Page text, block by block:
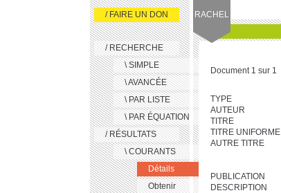
RACHEL
/ FAIRE UN DON
/ RECHERCHE
\ SIMPLE
\ AVANCÉE
\ PAR LISTE
\ PAR ÉQUATION
/ RÉSULTATS
\ COURANTS
Détails
Obtenir
Document 1 sur 1
TYPE
AUTEUR
TITRE
TITRE UNIFORME
AUTRE TITRE
PUBLICATION
DESCRIPTION